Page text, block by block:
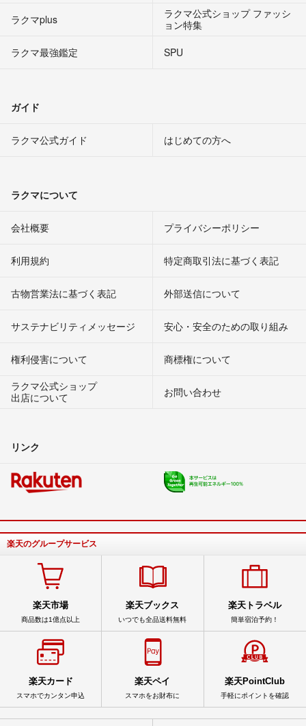
ラクマplus
ラクマ公式ショップ ファッシ
ョン特集
ラクマ最強鑑定
SPU
ガイド
ラクマ公式ガイド はじめての方へ
ラクマについて
会社概要 プライバシーポリシー
利用規約 特定商取引法に基づく表記
古物営業法に基づく表記 外部送信について
サステナビリティメッセージ 安心・安全のための取り組み
権利侵害について
商標権について
ラクマ公式ショップ
出店について
お問い合わせ
リンク
楽天のグループサービス
楽天市場
商品数は1億点以上
楽天ブックス
いつでも全品送料無料
楽天トラベル
簡単宿泊予約！
楽天カード
スマホでカンタン申込
楽天ペイ
スマホをお財布に
楽天PointClub
手軽にポイントを確認